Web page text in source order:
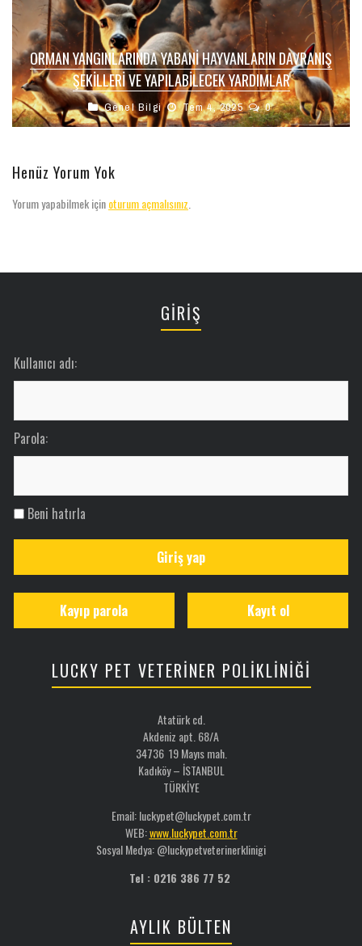
ORMAN YANGINLARINDA YABANI HAYVANLARIN DAVRANIŞ
ŞEKILLERI VE YAPILABILECEK YARDIMLAR
Genel Bilgi Tem 4, 2025 0
Henüz Yorum Yok
Yorum yapabilmek içinoturum açmalısınız
GİRİŞ
Kullanıcı adı:
Parola:
Beni hatırla
Giriş yap
Kayıt ol
Kayıp parola
LUCKY PET VETERİNER POLİKLİNİĞİ
Atatürk cd.
Akdeniz apt. 68/A
34736 19 Mayıs mah.
Kadıköy – İSTANBUL
TÜRKİYE
Email: luckypet@luckypet.com.tr
WEB:www.luckypet.com.tr
Sosyal Medya: @luckypetveterinerklinigi
Tel : 0216 386 77 52
AYLIK BÜLTEN